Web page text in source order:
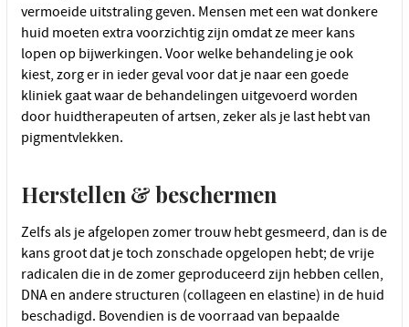
vermoeide uitstraling geven. Mensen met een wat donkere
huid moeten extra voorzichtig zijn omdat ze meer kans
lopen op bijwerkingen. Voor welke behandeling je ook
kiest, zorg er in ieder geval voor dat je naar een goede
kliniek gaat waar de behandelingen uitgevoerd worden
door huidtherapeuten of artsen, zeker als je last hebt van
pigmentvlekken.
Herstellen & beschermen
Zelfs als je afgelopen zomer trouw hebt gesmeerd, dan is de
kans groot dat je toch zonschade opgelopen hebt; de vrije
radicalen die in de zomer geproduceerd zijn hebben cellen,
DNA en andere structuren (collageen en elastine) in de huid
beschadigd. Bovendien is de voorraad van bepaalde